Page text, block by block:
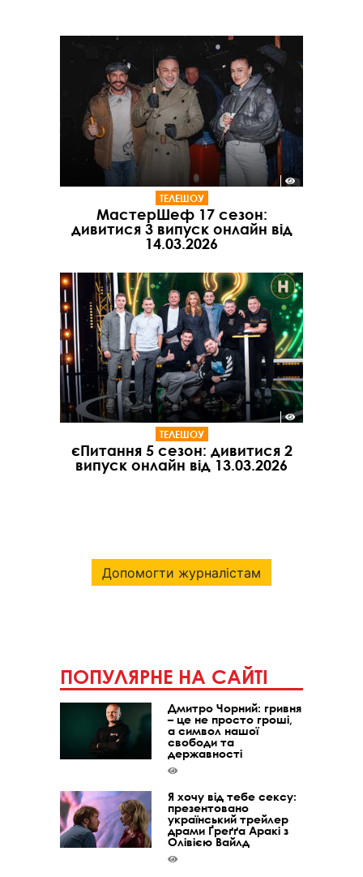
ТЕЛЕШОУ
МастерШеф 17 сезон:
дивитися 3 випуск онлайн від
14.03.2026
ТЕЛЕШОУ
єПитання 5 сезон: дивитися 2
випуск онлайн від 13.03.2026
Допомогти журналістам
ПОПУЛЯРНЕ НА САЙТІ
Дмитро Чорний: гривня
– це не просто гроші,
а символ нашої
свободи та
державності
Я хочу від тебе сексу:
презентовано
український трейлер
драми Ґреґґа Аракі з
Олівією Вайлд